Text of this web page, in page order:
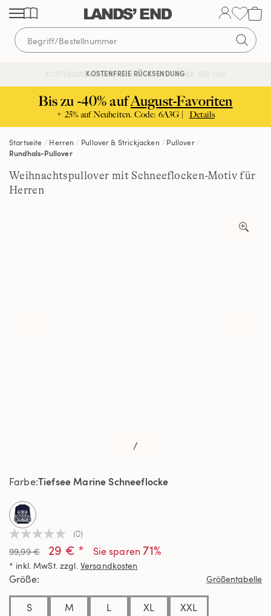
Direkt
zum
Inhalt
Direkt
zur
Navigation
Direkt
zur
Suche
KOSTENLOSE LIEFERUNG AB 120€ | VERTRAUEN SEIT 1963
KOSTENFREIE RÜCKSENDUNG
Bis zu -40% aufAugust-Favoriten
+ 25% auf Neuheiten. Code: 6A3G | Details
Startseite Herren Pullover & Strickjacken
Pullover
Rundhals-Pullover
Weihnachtspullover mit Schneeflocken-Motiv für
Herren
/
Kein
Beurteilungswert
Link
auf
derselben
(0)
99,99 € 29 € * Sie sparen 71%
* inkl. MwSt. zzgl. Versandkosten
FarbeTiefsee Marine Schneeflocke
selected
Größe Größentabelle
S M L XL XXL